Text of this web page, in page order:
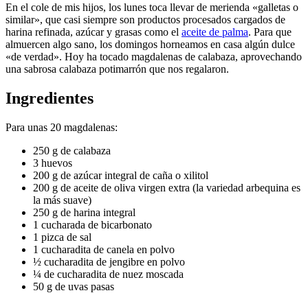
En el cole de mis hijos, los lunes toca llevar de merienda «galletas o
similar», que casi siempre son productos procesados cargados de
harina refinada, azúcar y grasas como el aceite de palma. Para que
almuercen algo sano, los domingos horneamos en casa algún dulce
«de verdad». Hoy ha tocado magdalenas de calabaza, aprovechando
una sabrosa calabaza potimarrón que nos regalaron.
Ingredientes
Para unas 20 magdalenas:
250 g de calabaza
3 huevos
200 g de azúcar integral de caña o xilitol
200 g de aceite de oliva virgen extra (la variedad arbequina es
la más suave)
250 g de harina integral
1 cucharada de bicarbonato
1 pizca de sal
1 cucharadita de canela en polvo
½ cucharadita de jengibre en polvo
¼ de cucharadita de nuez moscada
50 g de uvas pasas